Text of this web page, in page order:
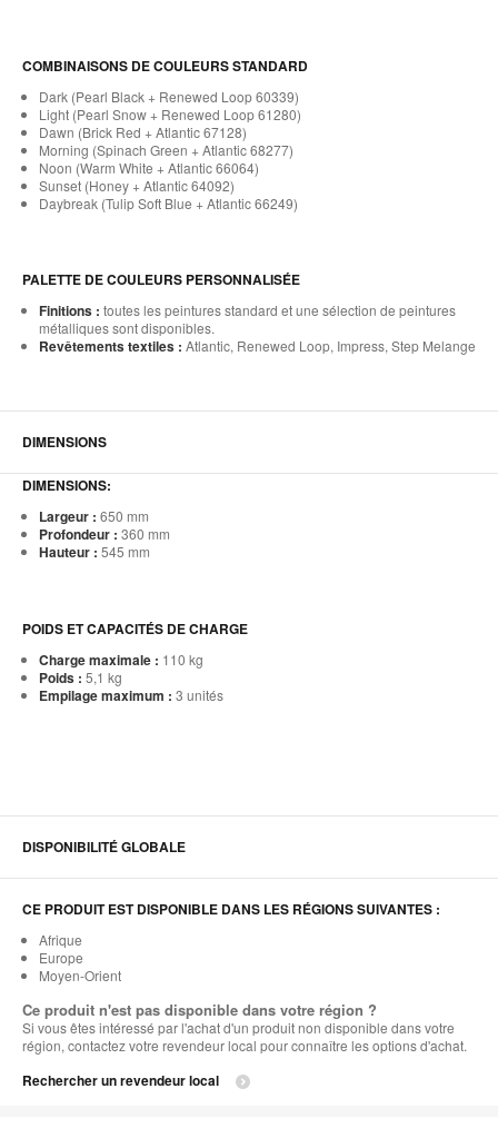
COMBINAISONS DE COULEURS STANDARD
Dark (Pearl Black + Renewed Loop 60339)
Light (Pearl Snow + Renewed Loop 61280)
Dawn (Brick Red + Atlantic 67128)
Morning (Spinach Green + Atlantic 68277)
Noon (Warm White + Atlantic 66064)
Sunset (Honey + Atlantic 64092)
Daybreak (Tulip Soft Blue + Atlantic 66249)
PALETTE DE COULEURS PERSONNALISÉE
Finitions : toutes les peintures standard et une sélection de peintures
métalliques sont disponibles.
Revêtements textiles : Atlantic, Renewed Loop, Impress, Step Melange
DIMENSIONS
DIMENSIONS:
Largeur : 650 mm
Profondeur : 360 mm
Hauteur : 545 mm
POIDS ET CAPACITÉS DE CHARGE
Charge maximale : 110 kg
Poids : 5,1 kg
Empilage maximum : 3 unités
DISPONIBILITÉ GLOBALE
CE PRODUIT EST DISPONIBLE DANS LES RÉGIONS SUIVANTES :
Afrique
Europe
Moyen-Orient
Ce produit n'est pas disponible dans votre région ?
Si vous êtes intéressé par l'achat d'un produit non disponible dans votre
région, contactez votre revendeur local pour connaître les options d'achat.
Rechercher un revendeur local